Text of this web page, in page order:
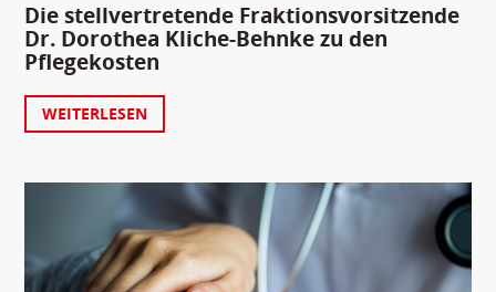
Die stellvertretende Fraktionsvorsitzende
Dr. Dorothea Kliche-Behnke zu den
Pflegekosten
WEITERLESEN